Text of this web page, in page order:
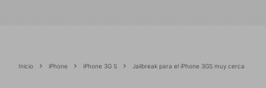
Inicio iPhone iPhone 3G S Jailbreak para el iPhone 3GS muy cerca